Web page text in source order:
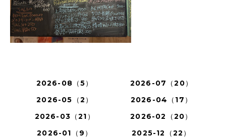
2026-08（5）
2026-07（20）
2026-05（2）
2026-04（17）
2026-03（21）
2026-02（20）
2026-01（9）
2025-12（22）